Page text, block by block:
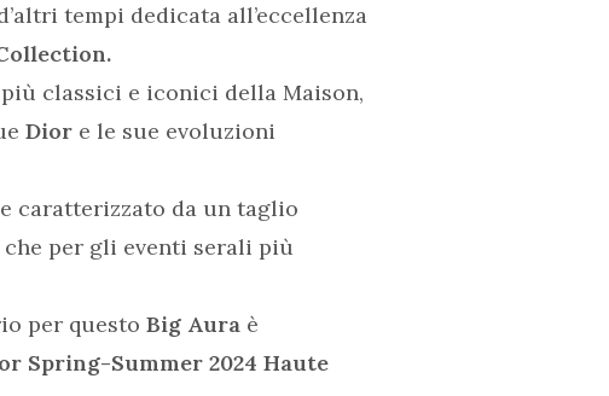
tempi dedicata all’eccellenza
classici e iconici della Maison,
Dior e le sue evoluzioni
e caratterizzato da un taglio
per gli eventi serali più
per questo Big Aura è
Spring-Summer 2024 Haute